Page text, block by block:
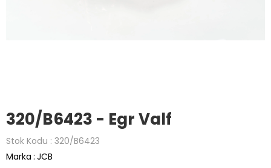
320/B6423 - Egr Valf
Stok Kodu 320/B6423
Marka : JCB